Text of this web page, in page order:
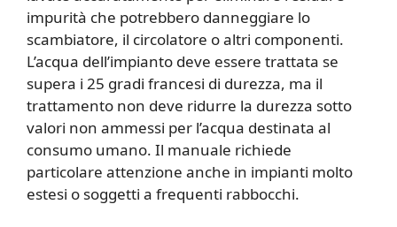
impurità che potrebbero danneggiare lo
scambiatore, il circolatore o altri componenti.
L’acqua dell’impianto deve essere trattata se
supera i 25 gradi francesi di durezza, ma il
trattamento non deve ridurre la durezza sotto
valori non ammessi per l’acqua destinata al
consumo umano. Il manuale richiede
particolare attenzione anche in impianti molto
estesi o soggetti a frequenti rabbocchi.